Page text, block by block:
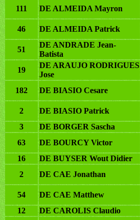
111
DE ALMEIDA Mayron
46 DE ALMEIDA Patrick
51
DE ANDRADE Jean-
Batista
19
DE ARAUJO RODRIGUES
Jose
182 DE BIASIO Cesare
2 DE BIASIO Patrick
3
DE BORGER Sascha
63
DE BOURCY Victor
16
DE BUYSER Wout Didier
2
DE CAE Jonathan
54 DE CAE Matthew
12
DE CAROLIS Claudio